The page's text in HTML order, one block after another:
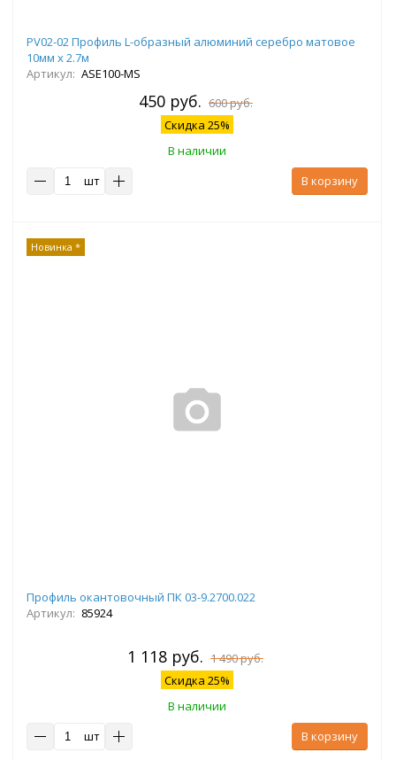
PV02-02 Профиль L-образный алюминий серебро матовое
10мм х 2.7м
Артикул: ASE100-MS
450 руб. 600 руб.
Скидка 25%
В наличии
шт
В корзину
Новинка *
Профиль окантовочный ПК 03-9.2700.022
Артикул: 85924
1 118 руб. 1 490 руб.
Скидка 25%
В наличии
шт
В корзину